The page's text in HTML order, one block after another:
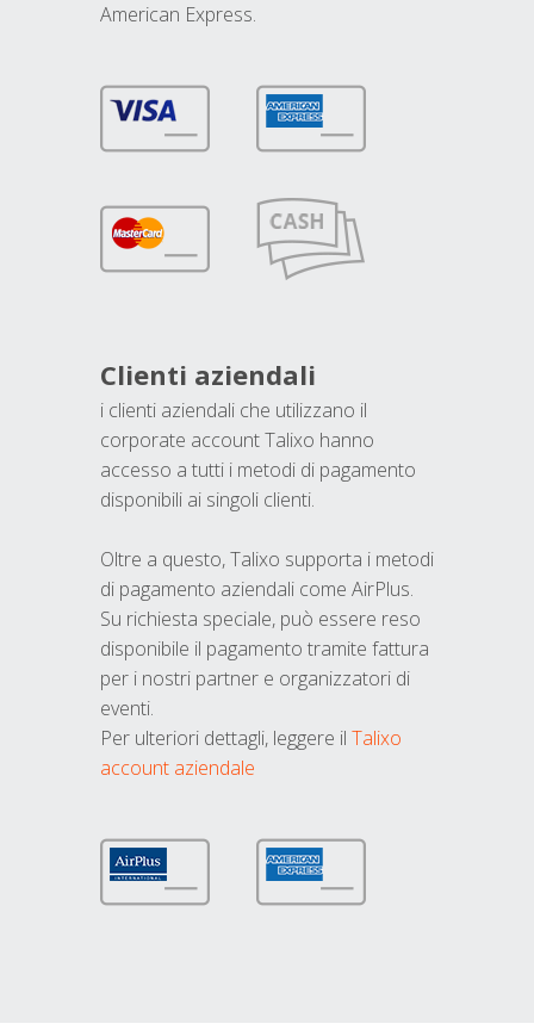
American Express.
Clienti aziendali
i clienti aziendali che utilizzano il
corporate account Talixo hanno
accesso a tutti i metodi di pagamento
disponibili ai singoli clienti.
Oltre a questo, Talixo supporta i metodi
di pagamento aziendali come AirPlus.
Su richiesta speciale, può essere reso
disponibile il pagamento tramite fattura
per i nostri partner e organizzatori di
eventi.
Per ulteriori dettagli, leggere il Talixo
account aziendale